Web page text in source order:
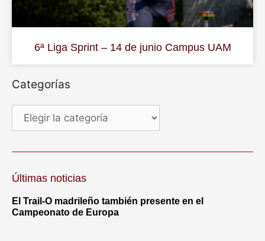
6ª Liga Sprint – 14 de junio Campus UAM
Categorías
Últimas noticias
El Trail-O madrileño también presente en el
Campeonato de Europa